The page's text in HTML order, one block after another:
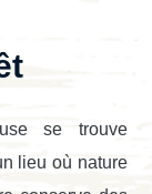
se trouve
lieu où nature